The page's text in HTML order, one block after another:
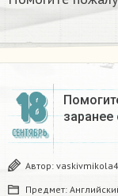
18
СЕНТЯБРЬ
заранее
Автор: vaskivmikola4
Предмет: